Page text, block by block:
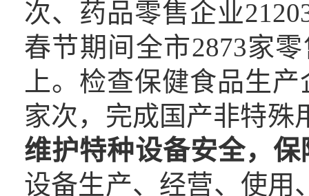
次、药品零售企业
春节期间全市2873家
上。检查保健食品生
家次，完成国产非特殊
维护特种设备安全，
设备生产、经营、使用